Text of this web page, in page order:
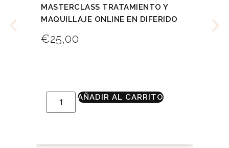
MASTERCLASS TRATAMIENTO Y
MAQUILLAJE ONLINE EN DIFERIDO
€25,00
AÑADIR AL CARRITO